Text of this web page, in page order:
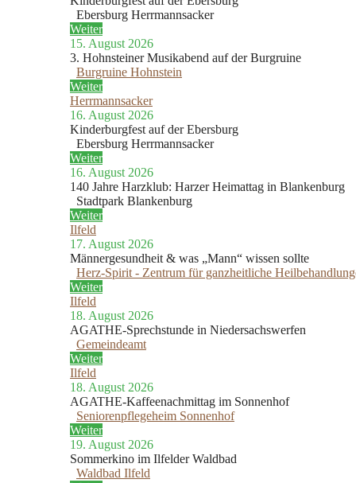
Ebersburg Herrmannsacker
Weiter
15. August 2026
3. Hohnsteiner Musikabend auf der Burgruine
Burgruine Hohnstein
Weiter
Herrmannsacker
16. August 2026
Kinderburgfest auf der Ebersburg
Ebersburg Herrmannsacker
Weiter
16. August 2026
140 Jahre Harzklub: Harzer Heimattag in Blankenburg
Stadtpark Blankenburg
Weiter
Ilfeld
17. August 2026
Männergesundheit & was „Mann“ wissen sollte
Herz-Spirit - Zentrum für ganzheitliche
Weiter
Ilfeld
18. August 2026
AGATHE-Sprechstunde in Niedersachswerfen
Gemeindeamt
Weiter
Ilfeld
18. August 2026
AGATHE-Kaffeenachmittag im Sonnenhof
Seniorenpflegeheim Sonnenhof
Weiter
19. August 2026
Sommerkino im Ilfelder Waldbad
Waldbad Ilfeld